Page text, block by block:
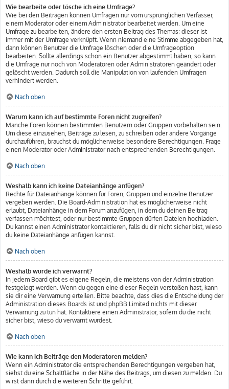
Wie bearbeite oder lösche ich eine Umfrage?
Wie bei den Beiträgen können Umfragen nur vom ursprünglichen Verfasser,
einem Moderator oder einem Administrator bearbeitet werden. Um eine
Umfrage zu bearbeiten, ändere den ersten Beitrag des Themas; dieser ist
immer mit der Umfrage verknüpft. Wenn niemand eine Stimme abgegeben hat,
dann können Benutzer die Umfrage löschen oder die Umfrageoption
bearbeiten. Sollte allerdings schon ein Benutzer abgestimmt haben, so kann
die Umfrage nur noch von Moderatoren oder Administratoren geändert oder
gelöscht werden. Dadurch soll die Manipulation von laufenden Umfragen
verhindert werden.
Nach oben
Warum kann ich auf bestimmte Foren nicht zugreifen?
Manche Foren können bestimmten Benutzern oder Gruppen vorbehalten sein.
Um diese einzusehen, Beiträge zu lesen, zu schreiben oder andere Vorgänge
durchzuführen, brauchst du möglicherweise besondere Berechtigungen. Frage
einen Moderator oder Administrator nach entsprechenden Berechtigungen.
Nach oben
Weshalb kann ich keine Dateianhänge anfügen?
Rechte für Dateianhänge können für Foren, Gruppen und einzelne Benutzer
vergeben werden. Die Board-Administration hat es möglicherweise nicht
erlaubt, Dateianhänge in dem Forum anzufügen, in dem du deinen Beitrag
verfassen möchtest, oder nur bestimmte Gruppen dürfen Dateien hochladen.
Du kannst einen Administrator kontaktieren, falls du dir nicht sicher bist, wieso
du keine Dateianhänge anfügen kannst.
Nach oben
Weshalb wurde ich verwarnt?
In jedem Board gibt es eigene Regeln, die meistens von der Administration
festgelegt werden. Wenn du gegen eine dieser Regeln verstoßen hast, kann
sie dir eine Verwarnung erteilen. Bitte beachte, dass dies die Entscheidung der
Administration dieses Boards ist und phpBB Limited nichts mit dieser
Verwarnung zu tun hat. Kontaktiere einen Administrator, sofern du die nicht
sicher bist, wieso du verwarnt wurdest.
Nach oben
Wie kann ich Beiträge den Moderatoren melden?
Wenn ein Administrator die entsprechenden Berechtigungen vergeben hat,
siehst du eine Schaltfläche in der Nähe des Beitrags, um diesen zu melden. Du
wirst dann durch die weiteren Schritte geführt.